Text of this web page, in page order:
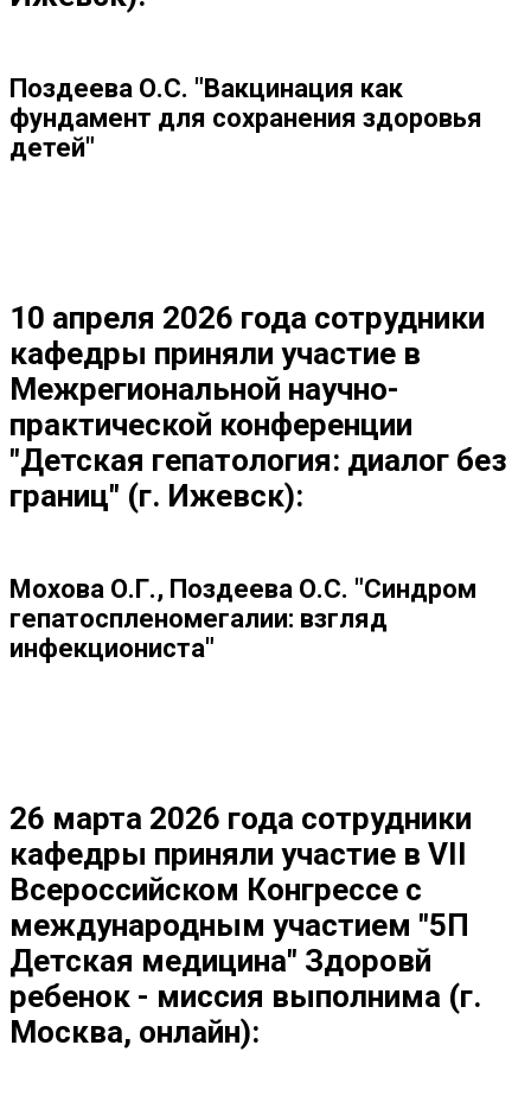
Поздеева О.С. "Вакцинация как
фундамент для сохранения здоровья
детей"
10 апреля 2026 года сотрудники
кафедры приняли участие в
Межрегиональной научно-
практической конференции
"Детская гепатология: диалог без
границ" (г. Ижевск):
Мохова О.Г., Поздеева О.С. "Синдром
гепатоспленомегалии: взгляд
инфекциониста"
26 марта 2026 года сотрудники
кафедры приняли участие в VII
Всероссийском Конгрессе с
международным участием "5П
Детская медицина" Здоровй
ребенок - миссия выполнима (г.
Москва, онлайн):